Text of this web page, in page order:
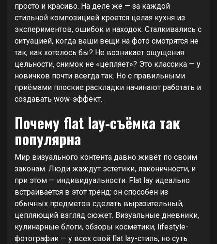
просто и красиво. На деле же — за каждой
стильной композицией кроется целая кухня из
экспериментов, ошибок и находок. Сталкивались с
ситуацией, когда ваши вещи на фото смотрятся не
так, как хотелось бы? Не возникает ощущения
цельности, снимок не «цепляет»? Это классика — у
новичков почти всегда так. Но с правильными
приёмами плоские раскладки начинают работать и
создавать wow-эффект.
Почему flat lay-съёмка так
популярна
Мир визуального контента давно живёт по своим
законам. Люди жаждут эстетики, лаконичности, и
при этом — индивидуальности. Flat lay идеально
встраивается в этот тренд: он способен из
обычных предметов сделать выразительный,
цепляющий взгляд сюжет. Визуальные дневники,
кулинарные блоги, обзоры косметики, lifestyle-
фотографии — у всех свой flat lay-стиль, но суть